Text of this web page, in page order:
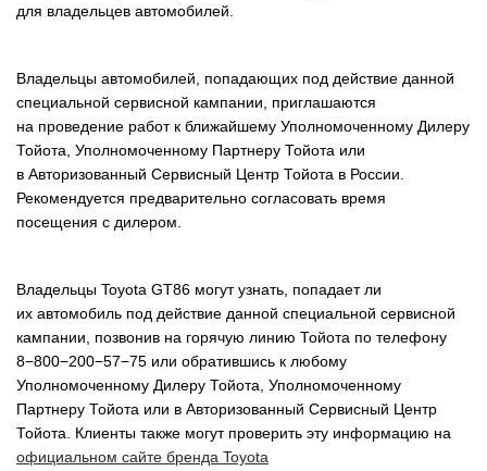
для владельцев автомобилей.
Владельцы автомобилей, попадающих под действие данной
специальной сервисной кампании, приглашаются
на проведение работ к ближайшему Уполномоченному Дилеру
Тойота, Уполномоченному Партнеру Тойота или
в Авторизованный Сервисный Центр Тойота в России.
Рекомендуется предварительно согласовать время
посещения с дилером.
Владельцы Toyota GT86 могут узнать, попадает ли
их автомобиль под действие данной специальной сервисной
кампании, позвонив на горячую линию Тойота по телефону
8−800−200−57−75 или обратившись к любому
Уполномоченному Дилеру Тойота, Уполномоченному
Партнеру Тойота или в Авторизованный Сервисный Центр
Тойота. Клиенты также могут проверить эту информацию на
официальном сайте бренда Toyota